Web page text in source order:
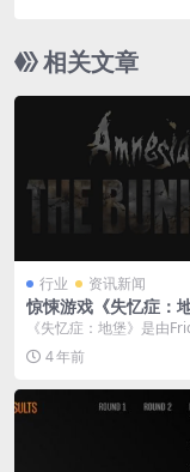
相关文章
行业 资讯新闻
惊悚游戏《失忆症：
告片 直面地堡黑暗走
《失忆症：地堡》是由
ames开发的第一人称恐怖
日...4 年前